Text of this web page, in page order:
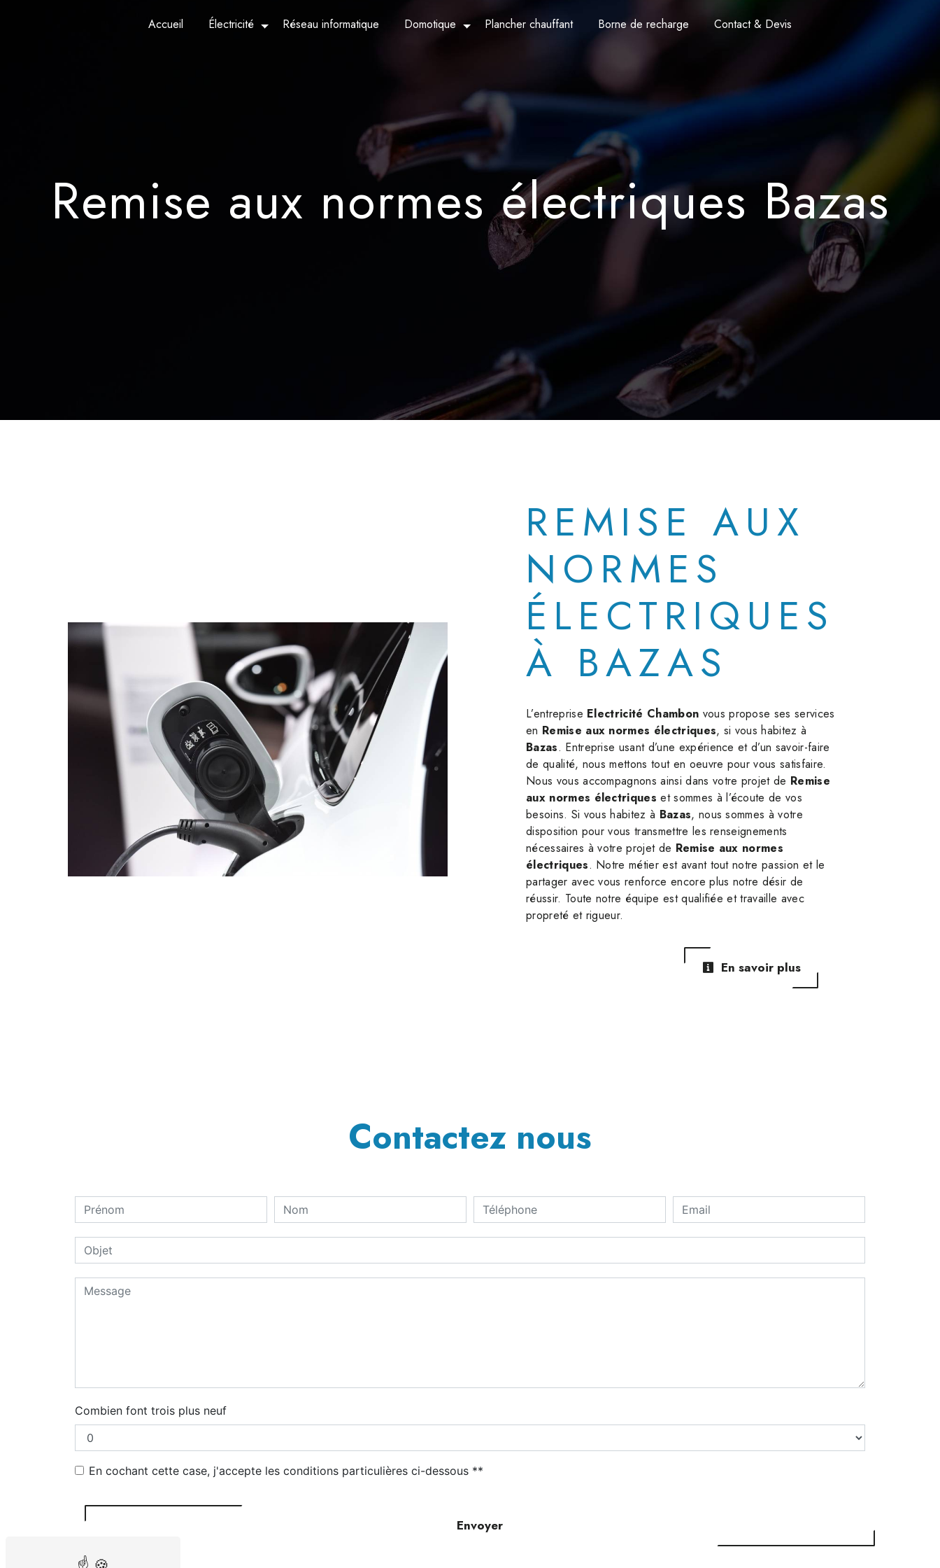
Accueil Électricité Réseau informatique Domotique Plancher chauffant Borne de recharge Contact & Devis
Remise aux normes électriques Bazas
REMISE AUX
NORMES
ÉLECTRIQUES
À BAZAS
L’entreprise Electricité Chambon vous propose ses services
en Remise aux normes électriques, si vous habitez à
Bazas. Entreprise usant d’une expérience et d’un savoir-faire
de qualité, nous mettons tout en oeuvre pour vous satisfaire.
Nous vous accompagnons ainsi dans votre projet de Remise
aux normes électriques et sommes à l’écoute de vos
besoins. Si vous habitez à Bazas, nous sommes à votre
disposition pour vous transmettre les renseignements
nécessaires à votre projet de Remise aux normes
électriques. Notre métier est avant tout notre passion et le
partager avec vous renforce encore plus notre désir de
réussir. Toute notre équipe est qualifiée et travaille avec
propreté et rigueur.
En savoir plus
Contactez nous
Combien font trois plus neuf
En cochant cette case, j'accepte les conditions particulières ci-dessous **
Envoyer